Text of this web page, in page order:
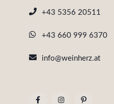
+43 5356 20511
+43 660 999 6370
info@weinherz.at